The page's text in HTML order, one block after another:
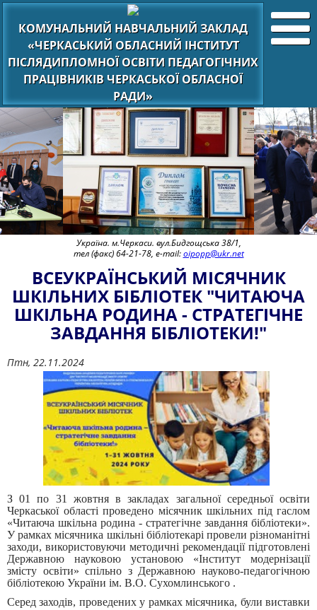
КОМУНАЛЬНИЙ НАВЧАЛЬНИЙ ЗАКЛАД
«ЧЕРКАСЬКИЙ ОБЛАСНИЙ ІНСТИТУТ
ПІСЛЯДИПЛОМНОЇ ОСВІТИ ПЕДАГОГІЧНИХ
ПРАЦІВНИКІВ ЧЕРКАСЬКОЇ ОБЛАСНОЇ
РАДИ»
Україна. м.Черкаси. вул.Бидгощська 38/1,
тел (факс) 64-21-78, e-mail:oipopp@ukr.net
ВСЕУКРАЇНСЬКИЙ МІСЯЧНИК
ШКІЛЬНИХ БІБЛІОТЕК "ЧИТАЮЧА
ШКІЛЬНА РОДИНА - СТРАТЕГІЧНЕ
ЗАВДАННЯ БІБЛІОТЕКИ!"
Птн, 22.11.2024
З 01 по 31 жовтня в закладах загальної середньої освіти
Черкаської області проведено місячник шкільних під гаслом
«Читаюча шкільна родина - стратегічне завдання бібліотеки».
У рамках місячника шкільні бібліотекарі провели різноманітні
заходи, використовуючи методичні рекомендації підготовлені
Державною науковою установою «Інститут модернізації
змісту освіти» спільно з Державною науково-педагогічною
бібліотекою України ім. В.О. Сухомлинського .
Серед заходів, проведених у рамках місячника, були виставки